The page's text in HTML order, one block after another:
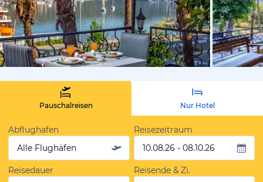
von
Pauschalreisen Nur Hotel
Abflughafen
Alle Flughäfen
Reisezeitraum
10.08.26 - 08.10.26
Reisedauer
Reisende & Zi.